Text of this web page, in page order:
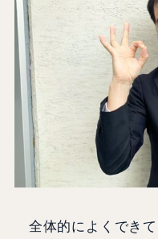
全体的によくでき